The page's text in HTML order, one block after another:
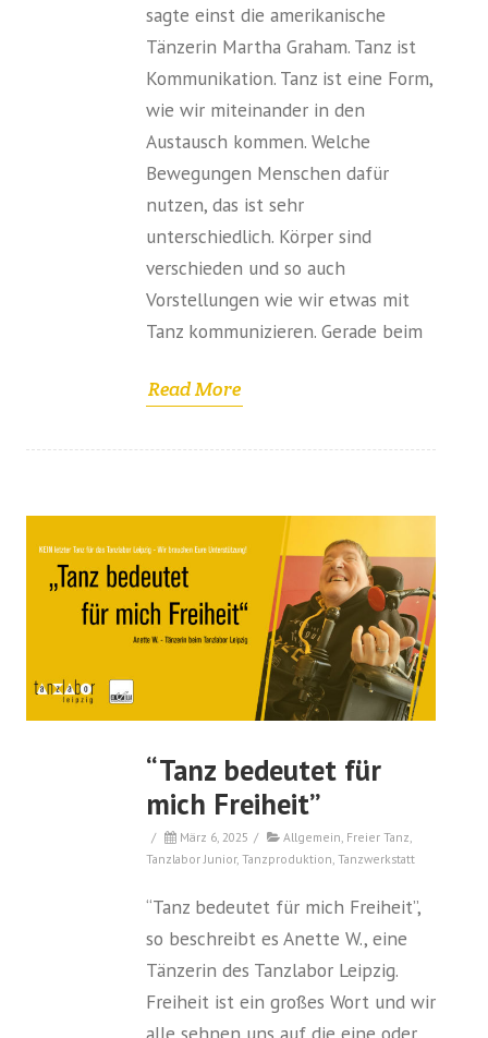
sagte einst die amerikanische
Tänzerin Martha Graham. Tanz ist
Kommunikation. Tanz ist eine Form,
wie wir miteinander in den
Austausch kommen. Welche
Bewegungen Menschen dafür
nutzen, das ist sehr
unterschiedlich. Körper sind
verschieden und so auch
Vorstellungen wie wir etwas mit
Tanz kommunizieren. Gerade beim
Read More
“Tanz bedeutet für
mich Freiheit”
/ März 6, 2025 / Allgemein, Freier Tanz,
Tanzlabor Junior, Tanzproduktion, Tanzwerkstatt
“Tanz bedeutet für mich Freiheit”,
so beschreibt es Anette W., eine
Tänzerin des Tanzlabor Leipzig.
Freiheit ist ein großes Wort und wir